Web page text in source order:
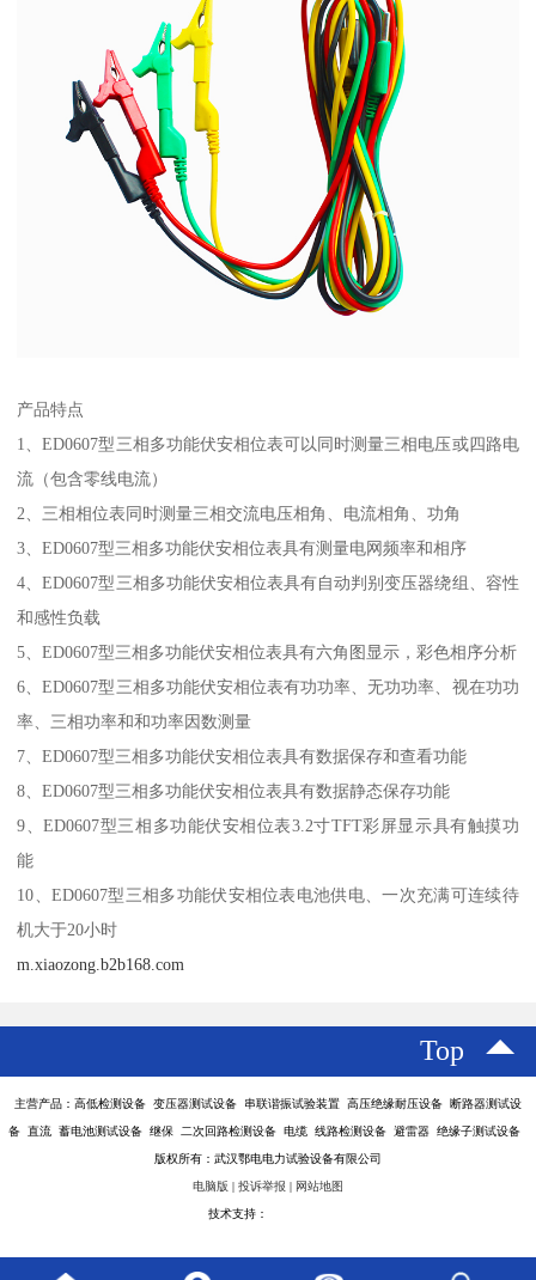
产品特点
1、ED0607型三相多功能伏安相位表可以同时测量三相电压或四路电
流（包含零线电流）
2、三相相位表同时测量三相交流电压相角、电流相角、功角
3、ED0607型三相多功能伏安相位表具有测量电网频率和相序
4、ED0607型三相多功能伏安相位表具有自动判别变压器绕组、容性
和感性负载
5、ED0607型三相多功能伏安相位表具有六角图显示，彩色相序分析
6、ED0607型三相多功能伏安相位表有功功率、无功功率、视在功功
率、三相功率和和功率因数测量
7、ED0607型三相多功能伏安相位表具有数据保存和查看功能
8、ED0607型三相多功能伏安相位表具有数据静态保存功能
9、ED0607型三相多功能伏安相位表3.2寸TFT彩屏显示具有触摸功
能
10、ED0607型三相多功能伏安相位表电池供电、一次充满可连续待
机大于20小时
m.xiaozong.b2b168.com
Top
主营产品：高低检测设备 变压器测试设备 串联谐振试验装置 高压绝缘耐压设备 断路器测试设
备 直流 蓄电池测试设备 继保 二次回路检测设备 电缆 线路检测设备 避雷器 绝缘子测试设备
版权所有：武汉鄂电电力试验设备有限公司
电脑版 | 投诉举报 | 网站地图
技术支持：